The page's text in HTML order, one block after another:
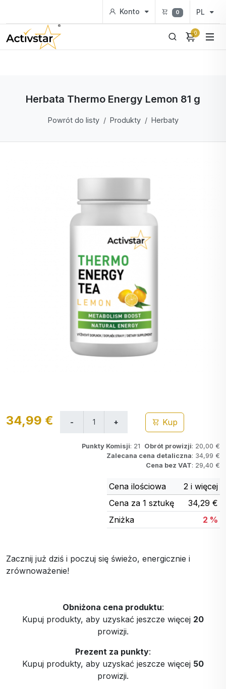
Konto 0 PL
0
Herbata Thermo Energy Lemon 81 g
Powrót do listy Produkty Herbaty
34,99 € Kup
Punkty Komisji: 21 Obrót prowizji: 20,00 €
Zalecana cena detaliczna: 34,99 €
Cena bez VAT: 29,40 €
Cena ilościowa
2 i więcej
Cena za 1 sztukę
34,29 €
Zniżka
2 %
Zacznij już dziś i poczuj się świeżo, energicznie i
zrównoważenie!
Obniżona cena produktu:
Kupuj produkty, aby uzyskać jeszcze więcej 20
prowizji.
Prezent za punkty:
Kupuj produkty, aby uzyskać jeszcze więcej 50
prowizji.